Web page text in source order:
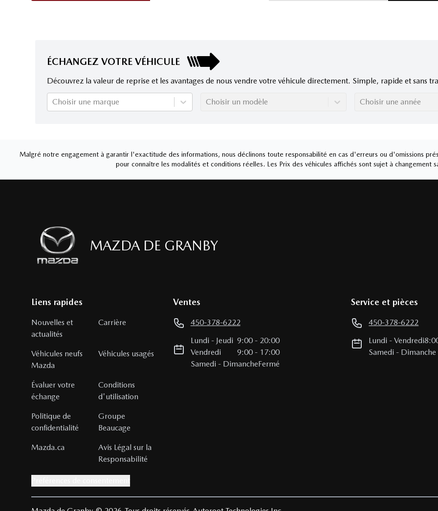
ÉCHANGEZ VOTRE VÉHICULE
Découvrez la valeur de reprise et les avantages de nous vendre votre véhicule directement. Simple, rapide et sans
Choisir une marque Choisir un modèle Choisir une année
Malgré notre engagement à garantir l'exactitude des informations, nous déclinons toute responsabilité en cas d'erreurs ou d'omissions
pour connaître les modalités et conditions réelles. Les Prix des véhicules affichés sont sujet à changement
MAZDA DE GRANBY
Liens rapides
Nouvelles et
actualités
Carrière
Véhicules neufs
Mazda
Véhicules usagés
Évaluer votre
échange
Conditions
d'utilisation
Politique de
confidentialité
Groupe
Beaucage
Mazda.ca
Avis Légal sur la
Responsabilité
Ventes
450-378-6222
Lundi - Jeudi 9:00- 20:00
Vendredi
9:00- 17:00
Samedi - DimancheFermé
Service et pièces
450-378-6222
Lundi -Vendredi
Samedi - Dimanche